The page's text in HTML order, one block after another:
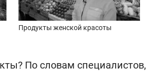
Продукты женской красоты
По словам